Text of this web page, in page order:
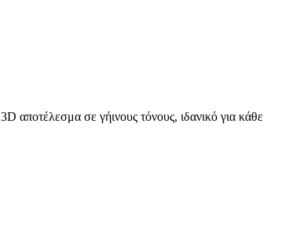
αποτέλεσμα σε γήινους τόνους, ιδανικό για κάθε